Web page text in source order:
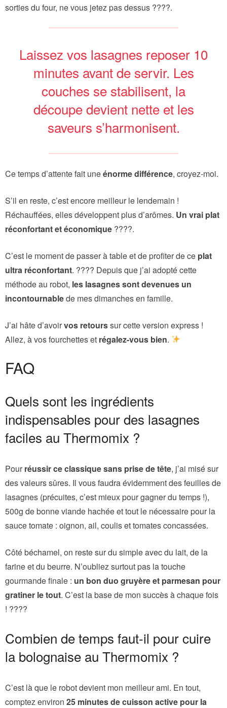
sorties du four, ne vous jetez pas dessus ????.
Laissez vos lasagnes reposer 10
minutes avant de servir. Les
couches se stabilisent, la
découpe devient nette et les
saveurs s’harmonisent.
Ce temps d’attente fait uneénorme différence, croyez-moi.
S’il en reste, c’est encore meilleur le lendemain !
Réchauffées, elles développent plus d’arômes. Un vrai plat
réconfortant et économique ????.
C’est le moment de passer à table et de profiter de ce plat
ultra réconfortant. ???? Depuis que j’ai adopté cette
méthode au robot, les lasagnes sont devenues un
incontournablede mes dimanches en famille.
J’ai hâte d’avoirvos retourssur cette version express !
Allez, à vos fourchettes et régalez-vous bien.
FAQ
Quels sont les ingrédients
indispensables pour des lasagnes
faciles au Thermomix ?
Pour réussir ce classique sans prise de tête, j’ai misé sur
des valeurs sûres. Il vous faudra évidemment des feuilles de
lasagnes (précuites, c’est mieux pour gagner du temps !),
500g de bonne viande hachée et tout le nécessaire pour la
sauce tomate : oignon, ail, coulis et tomates concassées.
Côté béchamel, on reste sur du simple avec du lait, de la
farine et du beurre. N’oubliez surtout pas la touche
gourmande finale : un bon duo gruyère et parmesan pour
gratiner le tout. C’est la base de mon succès à chaque fois
! ????
Combien de temps faut-il pour cuire
la bolognaise au Thermomix ?
C’est là que le robot devient mon meilleur ami. En tout,
comptez environ 25 minutes de cuisson active pour la